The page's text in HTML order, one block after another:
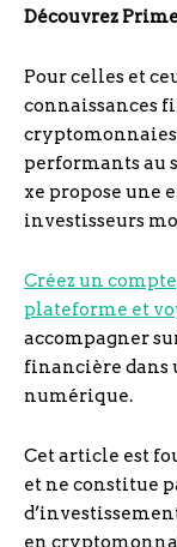
Découvrez
Pour celles et
connaissances
cryptomonnaies
performants au
xe propose une
investisseurs
Créez un
plateforme et
accompagner
financière dans
numérique.
Cet article est
et ne constitue
en